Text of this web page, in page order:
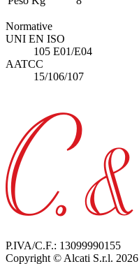
Normative
UNI EN ISO
105 E01/E04
AATCC
15/106/107
P.IVA/C.F.: 13099990155
Copyright © Alcati S.r.l. 2026